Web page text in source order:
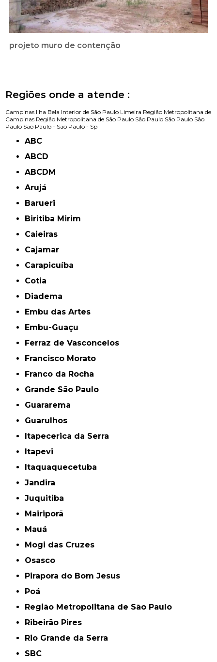
projeto muro de contenção
Regiões onde a atende :
Campinas Ilha Bela Interior de São Paulo Limeira Região Metropolitana de
Campinas Região Metropolitana de São Paulo São Paulo São Paulo São
Paulo São Paulo - São Paulo - Sp
ABC
ABCD
ABCDM
Arujá
Barueri
Biritiba Mirim
Caieiras
Cajamar
Carapicuíba
Cotia
Diadema
Embu das Artes
Embu-Guaçu
Ferraz de Vasconcelos
Francisco Morato
Franco da Rocha
Grande São Paulo
Guararema
Guarulhos
Itapecerica da Serra
Itapevi
Itaquaquecetuba
Jandira
Juquitiba
Mairiporã
Mauá
Mogi das Cruzes
Osasco
Pirapora do Bom Jesus
Poá
Região Metropolitana de São Paulo
Ribeirão Pires
Rio Grande da Serra
SBC